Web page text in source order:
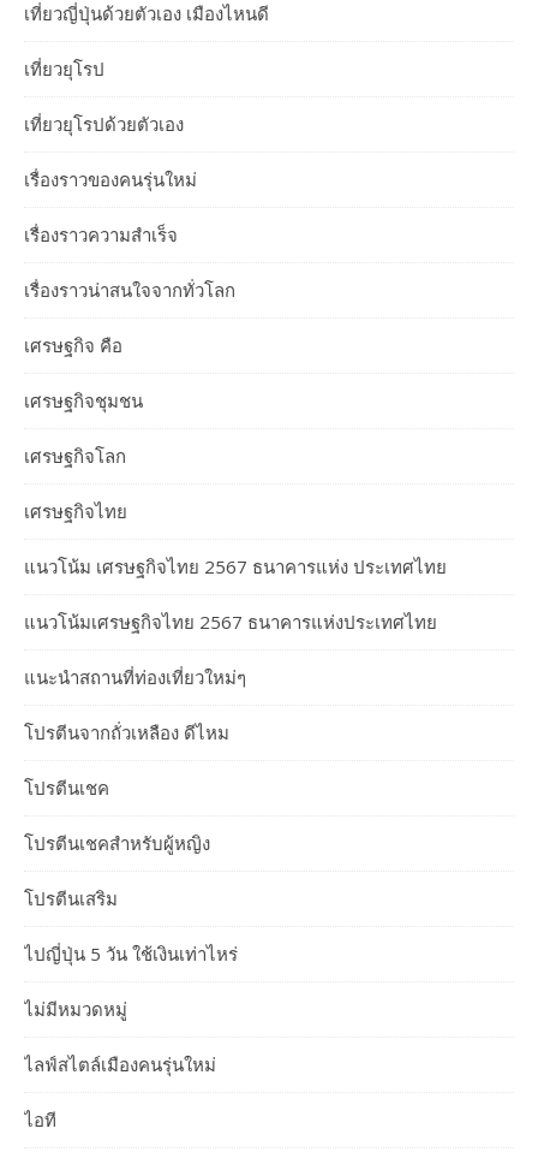
เที่ยวญี่ปุ่นด้วยตัวเอง เมืองไหนดี
เที่ยวยุโรป
เที่ยวยุโรปด้วยตัวเอง
เรื่องราวของคนรุ่นใหม่
เรื่องราวความสำเร็จ
เรื่องราวน่าสนใจจากทั่วโลก
เศรษฐกิจ คือ
เศรษฐกิจชุมชน
เศรษฐกิจโลก
เศรษฐกิจไทย
แนวโน้ม เศรษฐกิจไทย 2567 ธนาคารแห่ง ประเทศไทย
แนวโน้มเศรษฐกิจไทย 2567 ธนาคารแห่งประเทศไทย
แนะนำสถานที่ท่องเที่ยวใหม่ๆ
โปรตีนจากถั่วเหลือง ดีไหม
โปรตีนเชค
โปรตีนเชคสำหรับผู้หญิง
โปรตีนเสริม
ไปญี่ปุ่น 5 วัน ใช้เงินเท่าไหร่
ไม่มีหมวดหมู่
ไลฟ์สไตล์เมืองคนรุ่นใหม่
ไอที